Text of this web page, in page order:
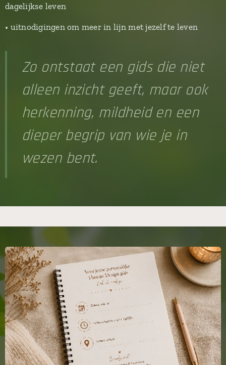
dagelijkse leven
• uitnodigingen om meer in lijn met jezelf te leven
Zo ontstaat een gids die niet
alleen inzicht geeft, maar ook
herkenning, mildheid en een
dieper begrip van wie je in
wezen bent.